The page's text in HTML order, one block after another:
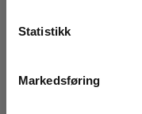
Statistikk
Markedsføring